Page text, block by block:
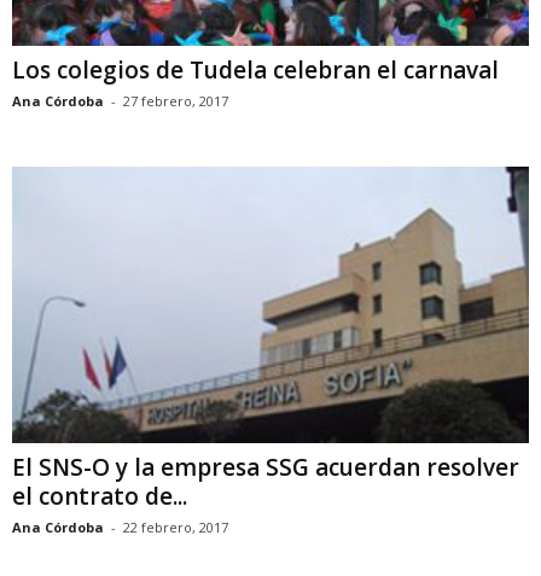
Los colegios de Tudela celebran el carnaval
Ana Córdoba - 27 febrero, 2017
El SNS-O y la empresa SSG acuerdan resolver
el contrato de...
Ana Córdoba - 22 febrero, 2017